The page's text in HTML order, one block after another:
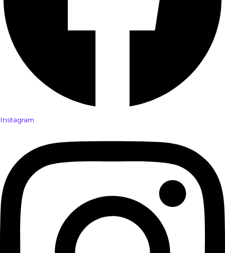
Instagram